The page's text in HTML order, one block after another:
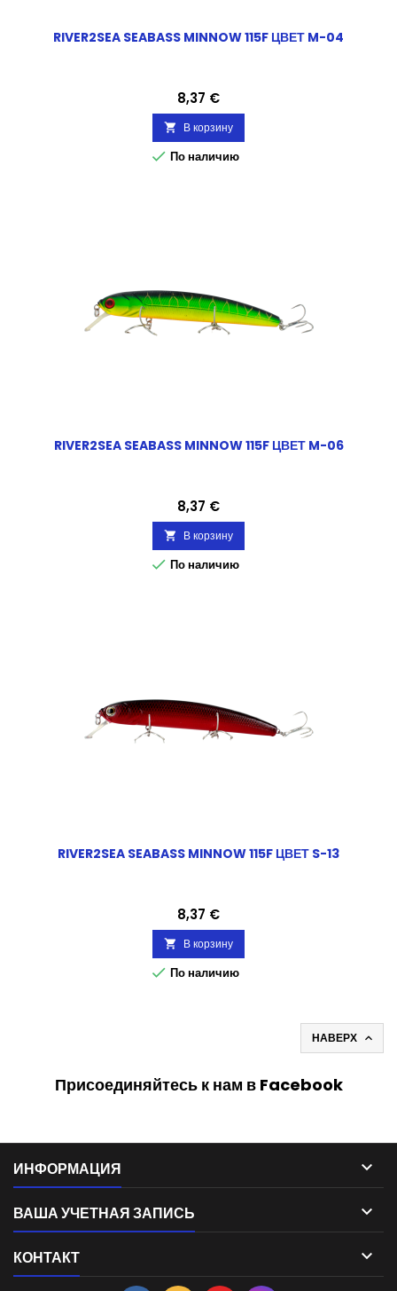
RIVER2SEA SEABASS MINNOW 115F ЦВЕТ M-04
Цена
8,37 €
 В корзину
 По наличию
RIVER2SEA SEABASS MINNOW 115F ЦВЕТ M-06
Цена
8,37 €
 В корзину
 По наличию
RIVER2SEA SEABASS MINNOW 115F ЦВЕТ S-13
Цена
8,37 €
 В корзину
 По наличию
НАВЕРХ 
Присоединяйтесь к нам в Facebook
ИНФОРМАЦИЯ 
ВАША УЧЕТНАЯ ЗАПИСЬ 
КОНТАКТ 